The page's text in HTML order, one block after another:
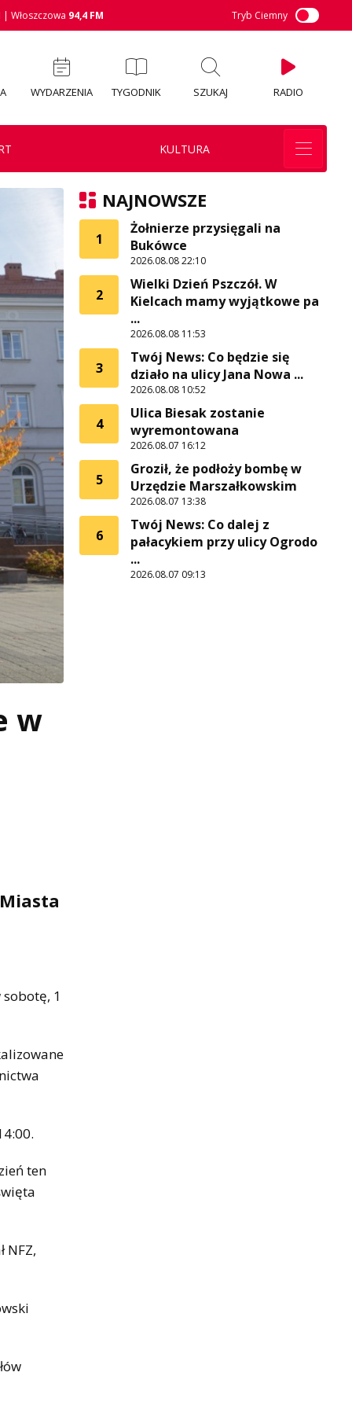
| Włoszczowa 94,4 FM Tryb Ciemny
WYDARZENIA TYGODNIK SZUKAJ RADIO
KULTURA
w
1
ten
NFZ,
NAJNOWSZE
1
Żołnierze przysięgali na
Bukówce
2026.08.08 22:10
2
Wielki Dzień Pszczół. W
Kielcach mamy wyjątkowe pa
...
2026.08.08 11:53
3
Twój News: Co będzie się
działo na ulicy Jana Nowa ...
2026.08.08 10:52
4
Ulica Biesak zostanie
wyremontowana
2026.08.07 16:12
5
Groził, że podłoży bombę w
Urzędzie Marszałkowskim
2026.08.07 13:38
6
Twój News: Co dalej z
pałacykiem przy ulicy Ogrodo
...
2026.08.07 09:13